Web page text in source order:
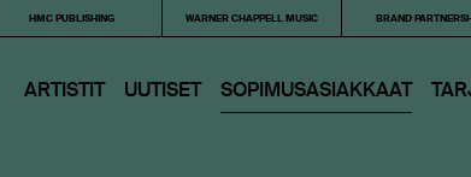
HMC PUBLISHING WARNER CHAPPELL MUSIC BRAND
ARTISTIT UUTISET SOPIMUSASIAKKAAT